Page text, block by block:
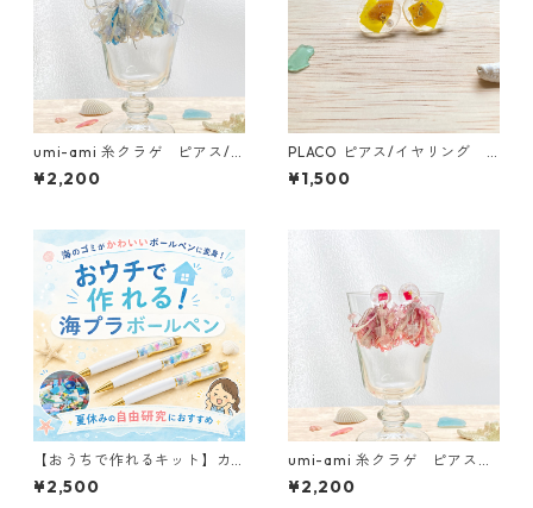
umi-ami 糸クラゲ ピアス/
イヤリング 白×ブルー ★海洋
プラスチック・漁網を使用し
¥2,200
PLACO ピアス/イヤリング
イエロー ★海洋プラスチッ
クを使用したアップサイクル
¥1,500
【おうちで作れるキット】カ
ラフル海プラボールペン
¥2,500
umi-ami 糸クラゲ ピアス
ピンク ★海洋プラスチッ
ク・漁網を使用したアップサ
¥2,200